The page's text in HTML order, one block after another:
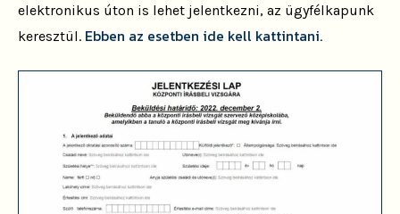
elektronikus úton is lehet jelentkezni, az ügyfélkapunk
keresztül. Ebben az esetben ide kell kattintani.